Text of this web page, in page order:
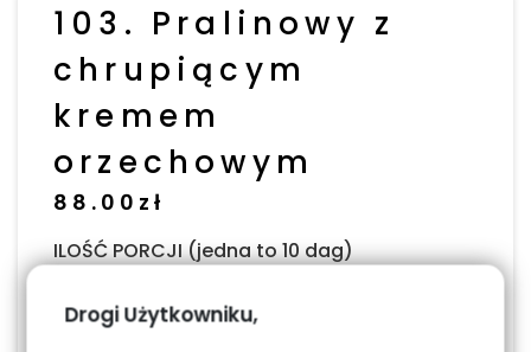
Drogi Użytkowniku,
103. Pralinowy z
chrupiącym
kremem
orzechowym
88.00 zł
ILOŚĆ PORCJI (jedna to 10 dag)